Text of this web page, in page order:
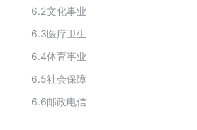
6.2文化事业
6.3医疗卫生
6.4体育事业
6.5社会保障
6.6邮政电信